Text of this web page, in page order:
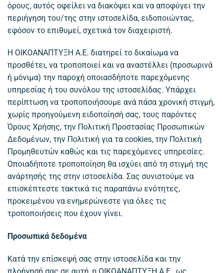
όρους, αυτός οφείλει να διακόψει και να αποφύγει την
περιήγηση του/της στην ιστοσελίδα, ειδοποιώντας,
εφόσον το επιθυμεί, σχετικά τον διαχειριστή.
Η ΟΙΚΟΑΝΑΠΤΥΞΗ Α.Ε. διατηρεί το δικαίωμα να
προσθέτει, να τροποποιεί και να αναστέλλει (προσωρινά
ή μόνιμα) την παροχή οποιασδήποτε παρεχόμενης
υπηρεσίας ή του συνόλου της ιστοσελίδας. Υπάρχει
περίπτωση να τροποποιήσουμε ανά πάσα χρονική στιγμή,
χωρίς προηγούμενη ειδοποίησή σας, τους παρόντες
Όρους Χρήσης, την Πολιτική Προστασίας Προσωπικών
Δεδομένων, την Πολιτική για τα cookies, την Πολιτική
Προμηθευτών καθώς και τις παρεχόμενες υπηρεσίες.
Οποιαδήποτε τροποποίηση θα ισχύει από τη στιγμή της
ανάρτησής της στην ιστοσελίδα. Σας συνιστούμε να
επισκέπτεστε τακτικά τις παραπάνω ενότητες,
προκειμένου να ενημερώνεστε για όλες τις
τροποποιήσεις που έχουν γίνει.
Προσωπικά δεδομένα
Κατά την επίσκεψή σας στην ιστοσελίδα και την